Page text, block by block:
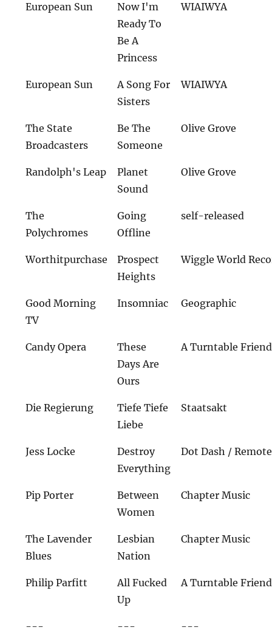
European Sun
Now I'm
Ready To
Be A
Princess
WIAIWYA
European Sun
A Song For
Sisters
WIAIWYA
The State
Broadcasters
Be The
Someone
Olive Grove
Randolph's Leap
Planet
Sound
Olive Grove
The
Polychromes
Going
Offline
self-released
Worthitpurchase
Prospect
Heights
Wiggle World
Good Morning
TV
Insomniac Geographic
Candy Opera
These
Days Are
Ours
A Turntable Friend
Die Regierung
Tiefe Tiefe
Liebe
Staatsakt
Jess Locke
Destroy
Everything
Dot Dash /
Pip Porter
Between
Women
Chapter Music
The Lavender
Blues
Lesbian
Nation
Chapter Music
Philip Parfitt
All Fucked
Up
A Turntable Friend
--- --- ---